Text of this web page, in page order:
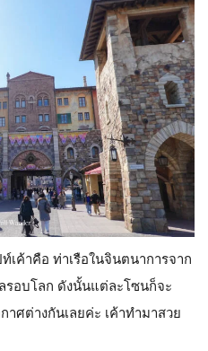
กียวดิสนีย์ซี มี 8 โซน แต่สำหรับ
วนี้ เราจะพาวนตามเข็มนาฬิกา
ล้วออกมาทางเดิมแล้วเดินต่อมา
มุ่งหน้าไป Fantasy Spring ก่อน